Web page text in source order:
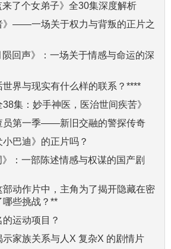
了个女弟子》全30集深度解析
》——一场关于权力与背叛的正片之
回声》：一场关于情感与命运的深
界与现实有什么样的联系？****
38集：妙手神医，医治世间疾苦》
员第一季——新旧交融的警探传奇
巴迪》的正片吗？
：一部陈述情感与权谋的国产剧
动作片中，主角为了揭开隐藏在密
哪些挑战？**
运动项目？
家族关系与人X 复杂X 的剧情片